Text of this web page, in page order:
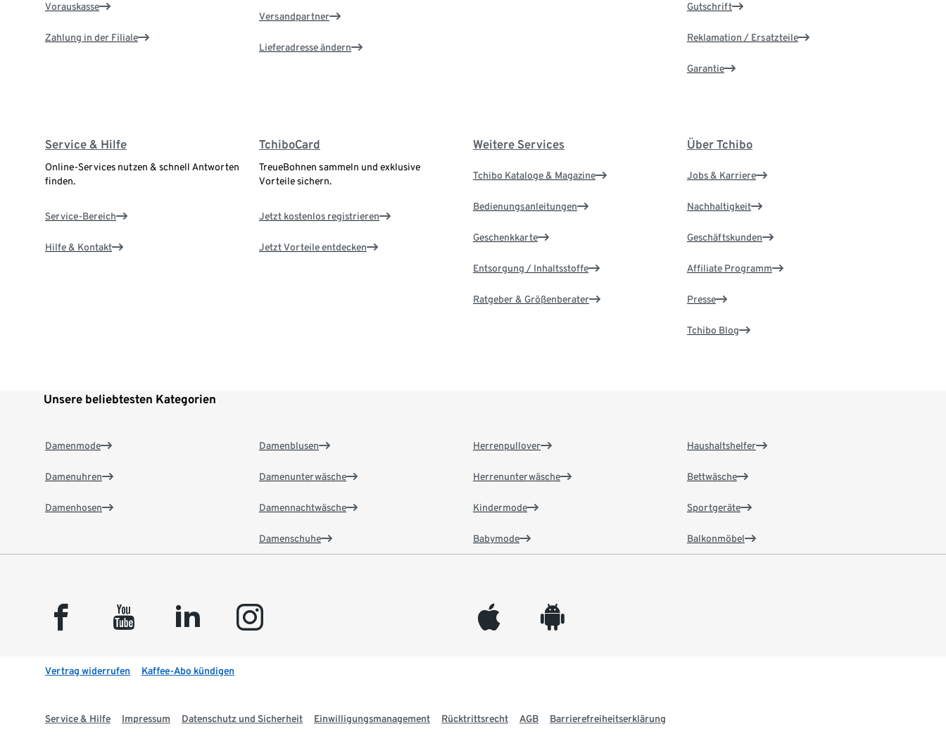
Vorauskasse
Zahlung in der Filiale
Versandpartner
Lieferadresse ändern
Gutschrift
Reklamation / Ersatzteile
Garantie
Service & Hilfe
Online-Services nutzen & schnell Antworten
finden.
Service-Bereich
Hilfe & Kontakt
TchiboCard
TreueBohnen sammeln und exklusive
Vorteile sichern.
Jetzt kostenlos registrieren
Jetzt Vorteile entdecken
Weitere Services
Tchibo Kataloge & Magazine
Bedienungsanleitungen
Geschenkkarte
Entsorgung / Inhaltsstoffe
Ratgeber & Größenberater
Über Tchibo
Jobs & Karriere
Nachhaltigkeit
Geschäftskunden
Affiliate Programm
Presse
Tchibo Blog
Unsere beliebtesten Kategorien
Damenmode
Damenuhren
Damenhosen
Damenblusen
Damenunterwäsche
Damennachtwäsche
Damenschuhe
Herrenpullover
Herrenunterwäsche
Kindermode
Babymode
Haushaltshelfer
Bettwäsche
Sportgeräte
Balkonmöbel
facebook youtube linkedin instagram appleinc android
Vertrag widerrufen Kaffee-Abo kündigen
Service & Hilfe Impressum Datenschutz und Sicherheit Einwilligungsmanagement Rücktrittsrecht AGB Barrierefreiheitserklärung